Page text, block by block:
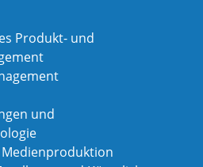
Produkt- und
und